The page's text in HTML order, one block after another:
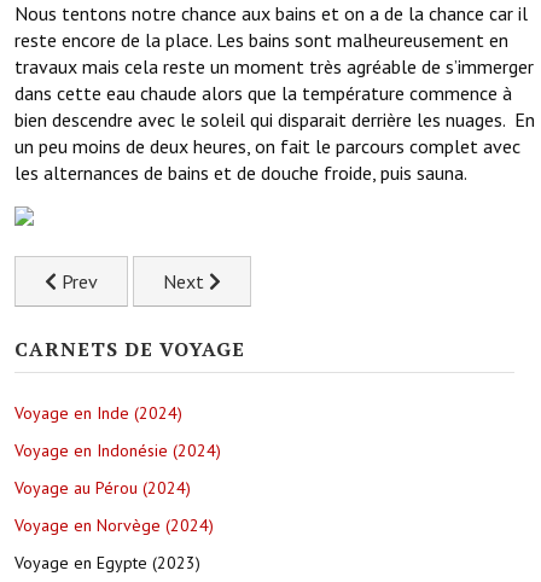
Nous tentons notre chance aux bains et on a de la chance car il
reste encore de la place. Les bains sont malheureusement en
travaux mais cela reste un moment très agréable de s’immerger
dans cette eau chaude alors que la température commence à
bien descendre avec le soleil qui disparait derrière les nuages. En
un peu moins de deux heures, on fait le parcours complet avec
les alternances de bains et de douche froide, puis sauna.
Previous article: Les paysages incroyables de Kerlingarfjöll
Prev Next article: La région de Myvatn et la
Next
CARNETS DE VOYAGE
Voyage en Inde (2024)
Voyage en Indonésie (2024)
Voyage au Pérou (2024)
Voyage en Norvège (2024)
Voyage en Egypte (2023)